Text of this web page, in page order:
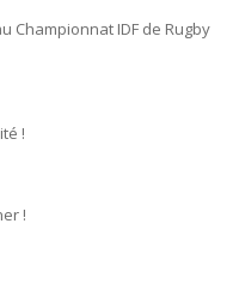
Championnat IDF de Rugby
!
!